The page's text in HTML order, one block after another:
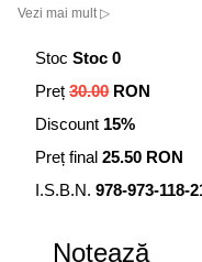
prezintă un biocâmp
despre corpul care le-
ubicuitar și peren în
sau memoria astrală).
viețuitoarelor, dar
Astfel, fiecare
Vezi mai mult ▷
Stoc Stoc 0
Preț 30.00 RON
Discount 15%
Preț final 25.50 RON
I.S.B.N. 978-973-118-
Notează